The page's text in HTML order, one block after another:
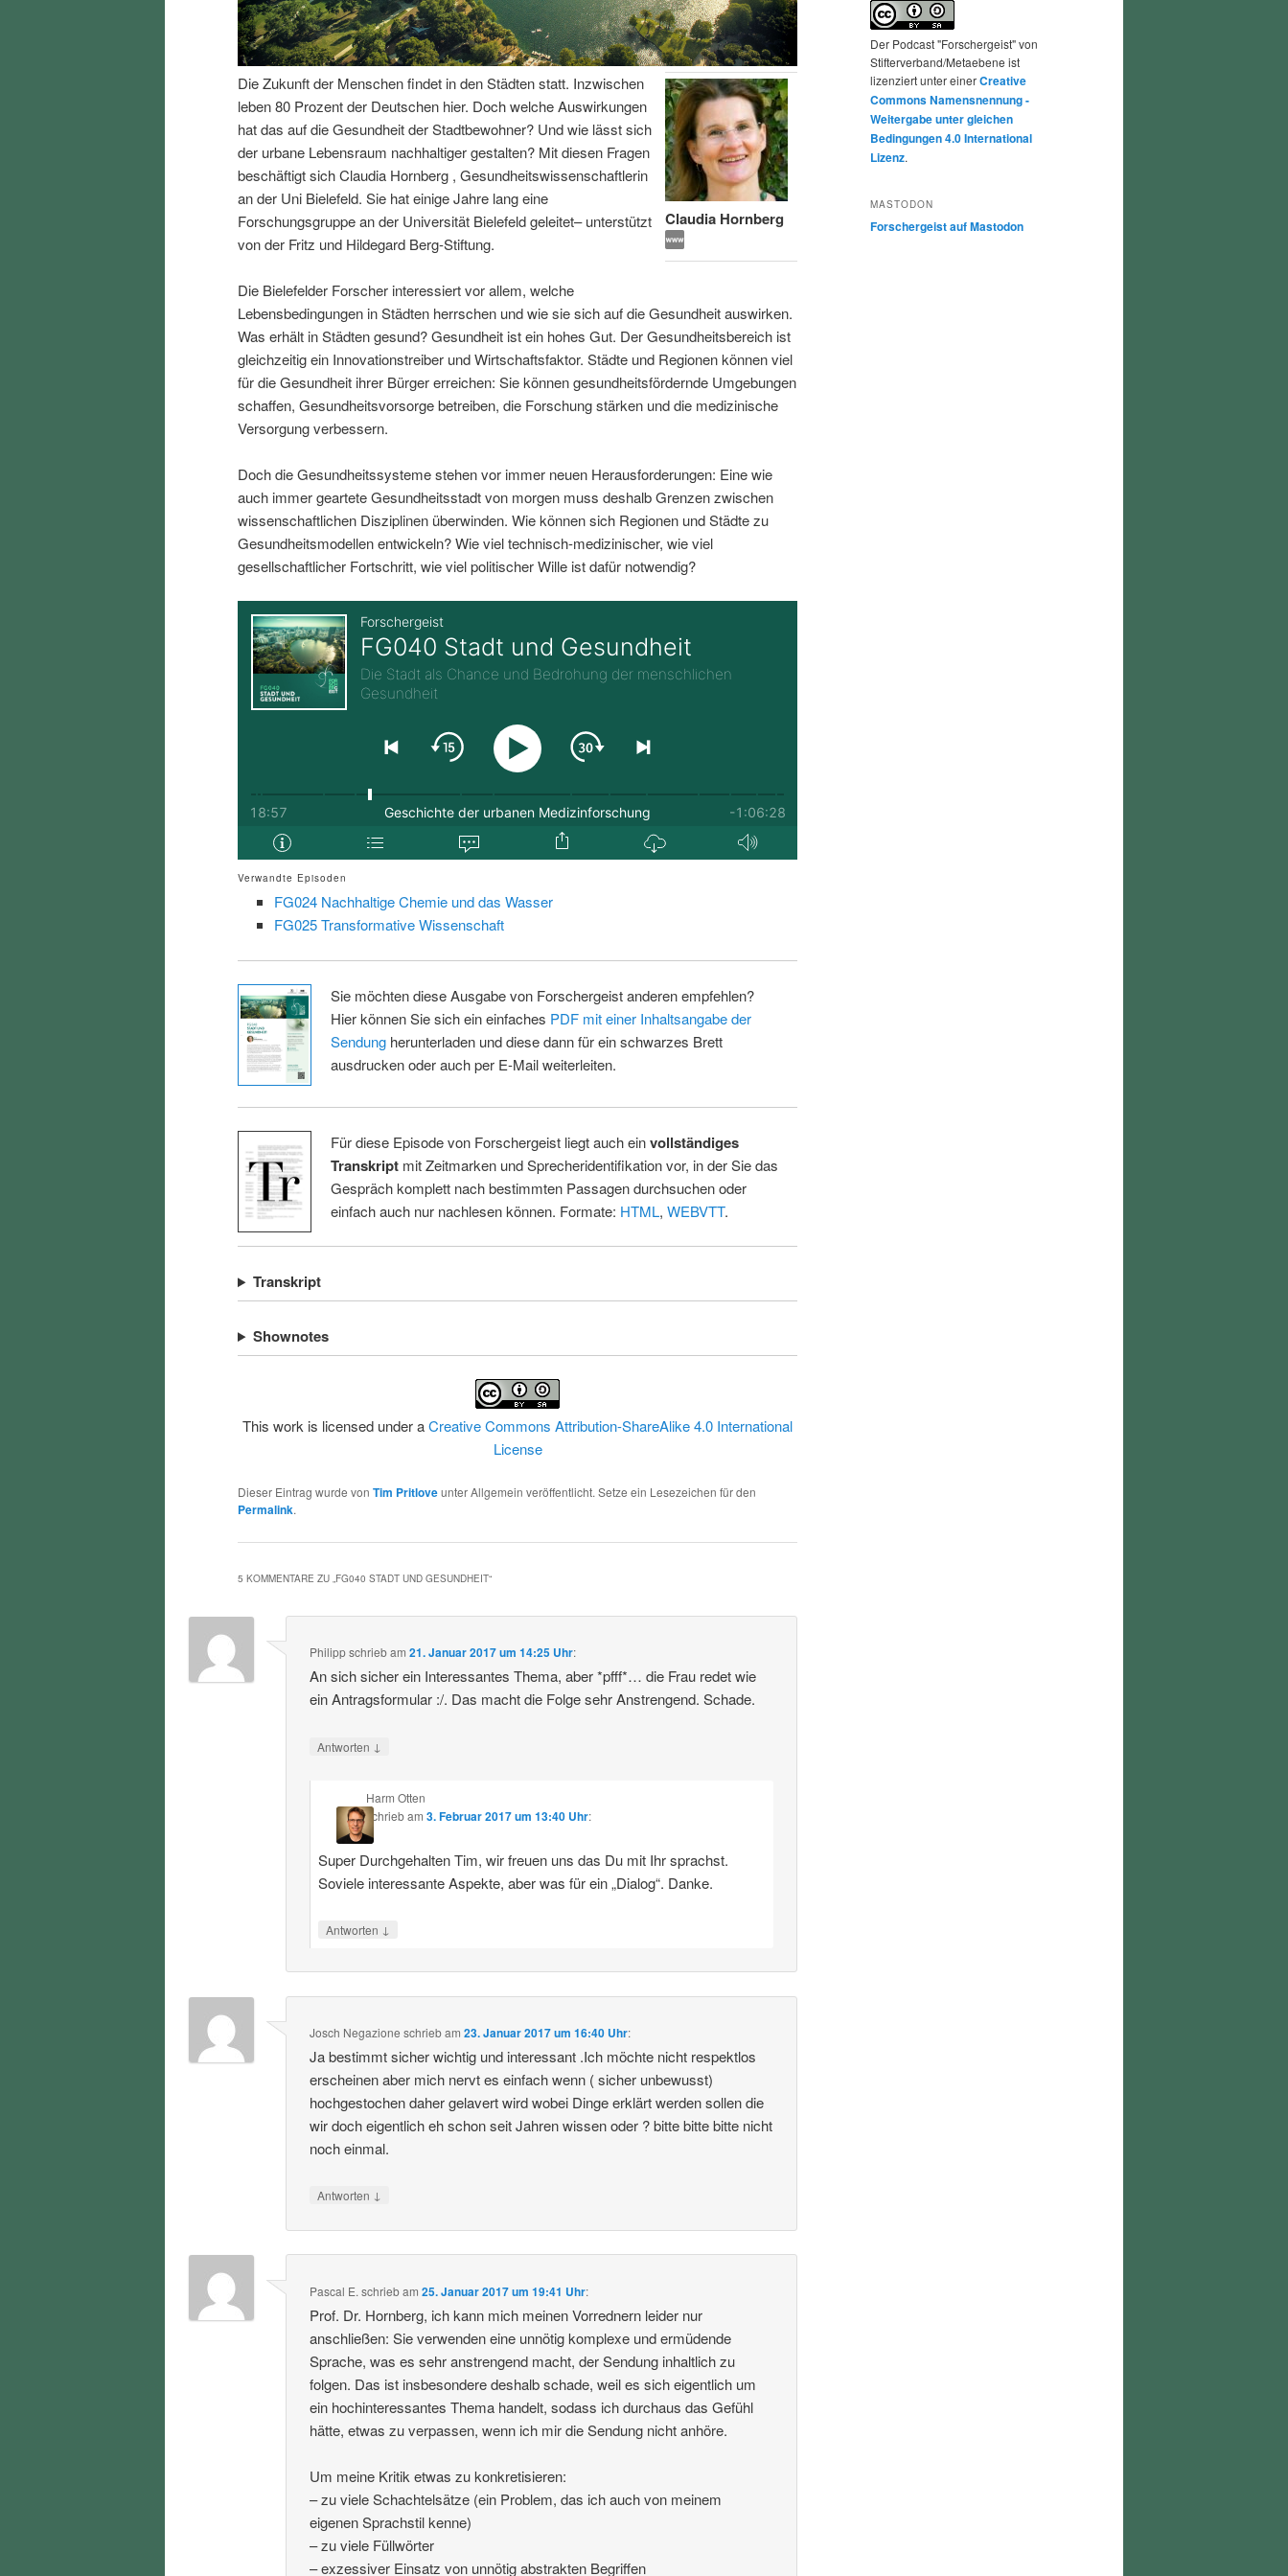
I
l
s
p
r
n
g
n
e
h
l
t
s
r
i
g
e
Claudia Hornberg
Die Zukunft der Menschen findet in den Städten statt. Inzwischen
leben 80 Prozent der Deutschen hier. Doch welche Auswirkungen
hat das auf die Gesundheit der Stadtbewohner? Und wie lässt sich
der urbane Lebensraum nachhaltiger gestalten? Mit diesen Fragen
beschäftigt sich Claudia Hornberg , Gesundheitswissenschaftlerin
an der Uni Bielefeld. Sie hat einige Jahre lang eine
Forschungsgruppe an der Universität Bielefeld geleitet– unterstützt
von der Fritz und Hildegard Berg-Stiftung.
Die Bielefelder Forscher interessiert vor allem, welche
Lebensbedingungen in Städten herrschen und wie sie sich auf die Gesundheit auswirken.
Was erhält in Städten gesund? Gesundheit ist ein hohes Gut. Der Gesundheitsbereich ist
gleichzeitig ein Innovationstreiber und Wirtschaftsfaktor. Städte und Regionen können viel
für die Gesundheit ihrer Bürger erreichen: Sie können gesundheitsfördernde Umgebungen
schaffen, Gesundheitsvorsorge betreiben, die Forschung stärken und die medizinische
Versorgung verbessern.
Doch die Gesundheitssysteme stehen vor immer neuen Herausforderungen: Eine wie
auch immer geartete Gesundheitsstadt von morgen muss deshalb Grenzen zwischen
wissenschaftlichen Disziplinen überwinden. Wie können sich Regionen und Städte zu
Gesundheitsmodellen entwickeln? Wie viel technisch-medizinischer, wie viel
gesellschaftlicher Fortschritt, wie viel politischer Wille ist dafür notwendig?
Verwandte Episoden
FG024 Nachhaltige Chemie und das Wasser
FG025 Transformative Wissenschaft
Sie möchten diese Ausgabe von Forschergeist anderen empfehlen?
Hier können Sie sich ein einfaches PDF mit einer Inhaltsangabe der
Sendungherunterladen und diese dann für ein schwarzes Brett
ausdrucken oder auch per E-Mail weiterleiten.
Für diese Episode von Forschergeist liegt auch einvollständiges
Transkriptmit Zeitmarken und Sprecheridentifikation vor, in der Sie das
Gespräch komplett nach bestimmten Passagen durchsuchen oder
einfach auch nur nachlesen können. Formate: HTML, WEBVTT.
Transkript
Shownotes
This work is licensed under aCreative Commons Attribution-ShareAlike 4.0 International
License
Dieser Eintrag wurde von Tim Pritloveunter Allgemein veröffentlicht. Setze ein Lesezeichen für den
Permalink.
5 KOMMENTARE ZU „FG040 STADT UND GESUNDHEIT“
Philippschriebam21. Januar 2017 um 14:25 Uhr:
An sich sicher ein Interessantes Thema, aber *pfff*… die Frau redet wie
ein Antragsformular :/. Das macht die Folge sehr Anstrengend. Schade.
Antworten ↓
Harm Otten
schriebam 3. Februar 2017 um 13:40 Uhr:
Super Durchgehalten Tim, wir freuen uns das Du mit Ihr sprachst.
Soviele interessante Aspekte, aber was für ein „Dialog“. Danke.
Antworten ↓
Josch Negazione schriebam23. Januar 2017 um 16:40 Uhr:
Ja bestimmt sicher wichtig und interessant .Ich möchte nicht respektlos
erscheinen aber mich nervt es einfach wenn ( sicher unbewusst)
hochgestochen daher gelavert wird wobei Dinge erklärt werden sollen die
wir doch eigentlich eh schon seit Jahren wissen oder ? bitte bitte bitte nicht
noch einmal.
Antworten ↓
Pascal E. schriebam25. Januar 2017 um 19:41 Uhr:
Prof. Dr. Hornberg, ich kann mich meinen Vorrednern leider nur
anschließen: Sie verwenden eine unnötig komplexe und ermüdende
Sprache, was es sehr anstrengend macht, der Sendung inhaltlich zu
folgen. Das ist insbesondere deshalb schade, weil es sich eigentlich um
ein hochinteressantes Thema handelt, sodass ich durchaus das Gefühl
hätte, etwas zu verpassen, wenn ich mir die Sendung nicht anhöre.
Um meine Kritik etwas zu konkretisieren:
– zu viele Schachtelsätze (ein Problem, das ich auch von meinem
eigenen Sprachstil kenne)
– zu viele Füllwörter
– exzessiver Einsatz von unnötig abstrakten Begriffen
Der Podcast "Forschergeist" von
Stifterverband/Metaebene ist
lizenziert unter einerCreative
Commons Namensnennung -
Weitergabe unter gleichen
Bedingungen 4.0 International
Lizenz.
MASTODON
Forschergeist auf Mastodon